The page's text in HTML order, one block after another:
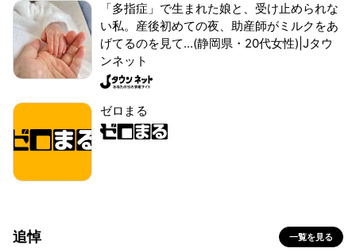
「多指症」で生まれた娘と、受け止められな
い私。産後初めての夜、助産師がミルクをあ
げてるのを見て...(静岡県・20代女性)|Jタウ
ンネット
ゼロまる
追悼 一覧を見る